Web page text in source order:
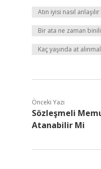
Atın iyisi nasıl anlaşılır
Bir ata ne zaman
Kaç yaşında at
Önceki Yazı
Sözleşmeli
Atanabilir Mi